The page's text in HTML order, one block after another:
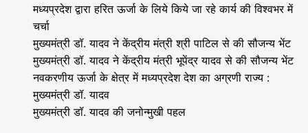
मध्यप्रदेश द्वारा हरित ऊर्जा के लिये किये जा रहे कार्य की विश्वभर में
चर्चा
मुख्यमंत्री डॉ. यादव ने केंद्रीय मंत्री श्री पाटिल से की सौजन्य भेंट
मुख्यमंत्री डॉ. यादव ने केंद्रीय मंत्री भूपेंद्र यादव से की सौजन्य भेंट
नवकरणीय ऊर्जा के क्षेत्र में मध्यप्रदेश देश का अग्रणी राज्य :
मुख्यमंत्री डॉ. यादव
मुख्यमंत्री डॉ. यादव की जनोन्मुखी पहल